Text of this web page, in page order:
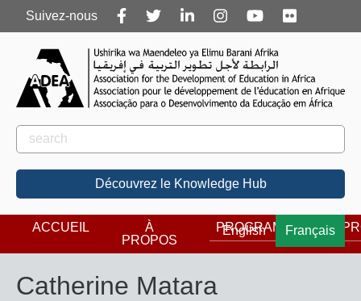
Follow
us
Suivez-nous
Rechercher
Rechercher
Découvrez le Knowledge Hub
English Français
ACCUEIL
À
PROPOS
PROGRAMMES
Catherine Matara